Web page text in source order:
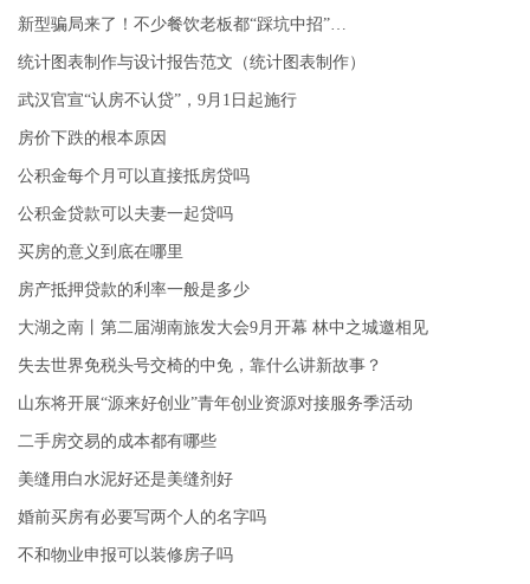
新型骗局来了！不少餐饮老板都“踩坑中招”…
统计图表制作与设计报告范文（统计图表制作）
武汉官宣“认房不认贷”，9月1日起施行
房价下跌的根本原因
公积金每个月可以直接抵房贷吗
公积金贷款可以夫妻一起贷吗
买房的意义到底在哪里
房产抵押贷款的利率一般是多少
大湖之南丨第二届湖南旅发大会9月开幕 林中之城邀相见
失去世界免税头号交椅的中免，靠什么讲新故事？
山东将开展“源来好创业”青年创业资源对接服务季活动
二手房交易的成本都有哪些
美缝用白水泥好还是美缝剂好
婚前买房有必要写两个人的名字吗
不和物业申报可以装修房子吗